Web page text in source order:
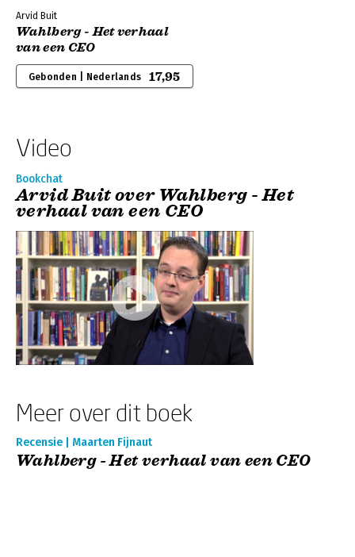
Arvid Buit
Wahlberg - Het verhaal
van een CEO
Gebonden | Nederlands 17,95
Video
Bookchat
Arvid Buit over Wahlberg - Het
verhaal van een CEO
Meer over dit boek
Recensie | Maarten Fijnaut
Wahlberg - Het verhaal van een CEO